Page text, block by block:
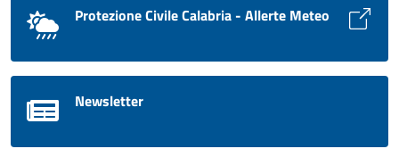
Protezione Civile Calabria - Allerte Meteo
Newsletter